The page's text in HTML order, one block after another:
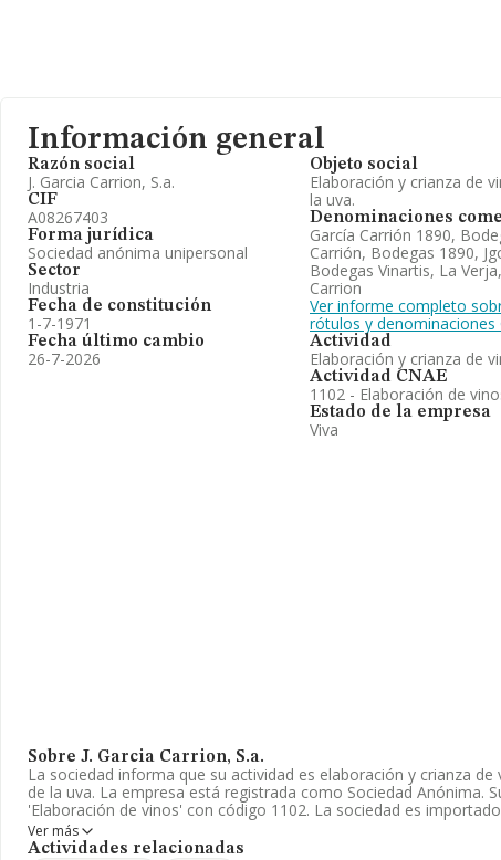
Información general
Razón social
J. Garcia Carrion, S.a.
CIF
A08267403
Forma jurídica
Sociedad anónima unipersonal
Sector
Industria
Fecha de constitución
1-7-1971
Fecha último cambio
26-7-2026
Objeto social
Elaboración y crianza de
la uva.
Denominaciones
García Carrión 1890,
Carrión, Bodegas 1890,
Bodegas Vinartis, La
Carrion
Ver informe completo
rótulos y denominaciones
Actividad
Elaboración y crianza de
Actividad CNAE
1102 - Elaboración de
Estado de la empresa
Viva
Sobre J. Garcia Carrion, S.a.
La sociedad informa que su actividad es elaboración y crianza
de la uva. La empresa está registrada como Sociedad Anónima.
'Elaboración de vinos' con código 1102. La sociedad es
Conforme a la información disponible, se puede afirmar que la
Ver más
Actividades relacionadas